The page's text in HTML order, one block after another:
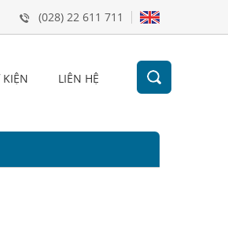
(028) 22 611 711
LIÊN HỆ